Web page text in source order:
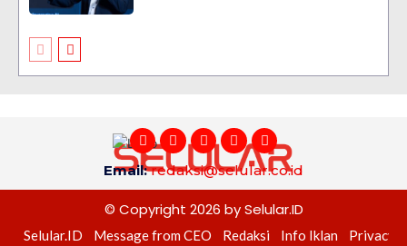
Email:redaksi@selular.co.id
© Copyright 2026 by Selular.ID
Selular.ID Message from CEO Redaksi Info Iklan Privacy